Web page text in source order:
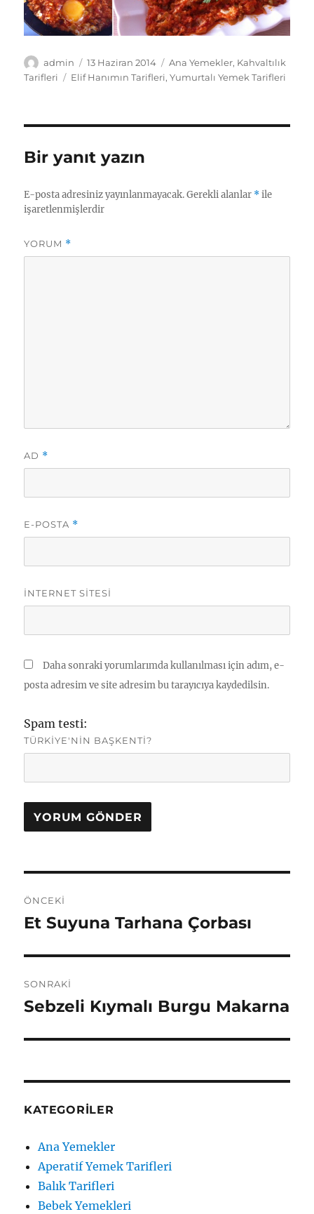
Yazar
admin
Yayın
tarihi
13 Haziran 2014 Kategoriler
Ana Yemekler, Kahvaltılık
Tarifleri
Etiketler
Elif Hanımın Tarifleri,Yumurtalı Yemek Tarifleri
Bir yanıt yazın
E-posta adresiniz yayınlanmayacak. Gerekli alanlar *ile
işaretlenmişlerdir
YORUM *
AD *
E-POSTA *
İNTERNET SITESI
Daha sonraki yorumlarımda kullanılması için adım, e-
posta adresim ve site adresim bu tarayıcıya kaydedilsin.
Spam testi:
TÜRKIYE'NIN BAŞKENTI?
gezinmesi
ÖNCEKI
Önceki
Et Suyuna Tarhana Çorbası
SONRAKI
Sonraki
Sebzeli Kıymalı Burgu Makarna
KATEGORILER
Ana Yemekler
Aperatif Yemek Tarifleri
Balık Tarifleri
Bebek Yemekleri